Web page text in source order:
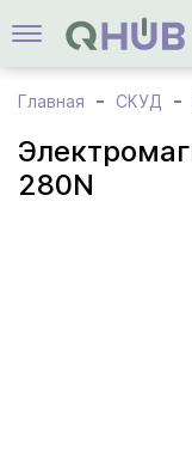
Главная СКУД
280N